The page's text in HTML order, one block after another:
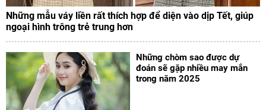
Những mẫu váy liền rất thích hợp để diện vào dịp Tết, giúp
ngoại hình trông trẻ trung hơn
Những chòm sao được dự
đoán sẽ gặp nhiều may mắn
trong năm 2025